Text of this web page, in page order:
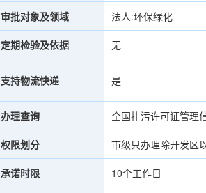
审批对象及领域 法人:环保绿化
定期检验及依据 无
支持物流快递 是
办理查询 全国排污许可证管理
权限划分 市级只办理除开发区
承诺时限 10个工作日